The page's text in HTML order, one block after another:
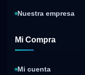
Nuestra empresa
Mi Compra
Mi cuenta